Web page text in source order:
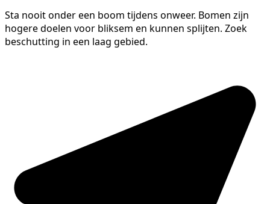
Sta nooit onder een boom tijdens onweer. Bomen zijn
hogere doelen voor bliksem en kunnen splijten. Zoek
beschutting in een laag gebied.